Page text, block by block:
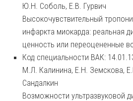
Ю.Н. Соболь, Е.В. Гурвич
Высокочувствительный
инфаркта миокарда: реальная
ценность или переоцененные
Код специальности ВАК:
М.Л. Калинина, Е.Н. Земскова,
Сандалкин
Возможности ультразвуковой